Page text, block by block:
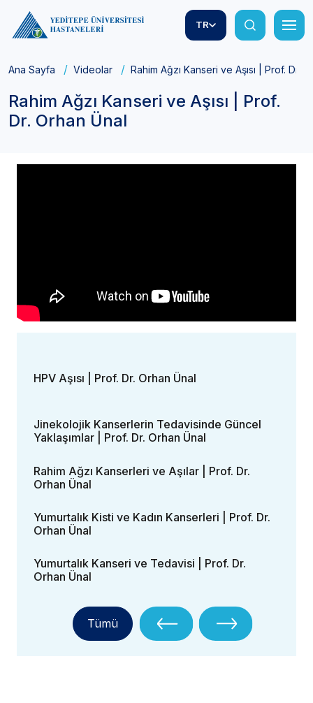
TR
Ana Sayfa Videolar Rahim Ağzı Kanseri ve Aşısı | Prof. Dr.
Rahim Ağzı Kanseri ve Aşısı | Prof.
Dr. Orhan Ünal
HPV Aşısı | Prof. Dr. Orhan Ünal
Jinekolojik Kanserlerin Tedavisinde Güncel
Yaklaşımlar | Prof. Dr. Orhan Ünal
Rahim Ağzı Kanserleri ve Aşılar | Prof. Dr.
Orhan Ünal
Yumurtalık Kisti ve Kadın Kanserleri | Prof. Dr.
Orhan Ünal
Yumurtalık Kanseri ve Tedavisi | Prof. Dr.
Orhan Ünal
Tümü